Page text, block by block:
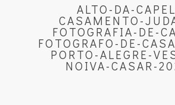
ALTO-DA-
CASAMENTO-
FOTOGRAFIA-DE-
FOTOGRAFO-DE-
PORTO-ALEGRE-
NOIVA-CASAR-